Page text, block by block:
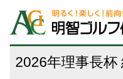
2026年理事長杯